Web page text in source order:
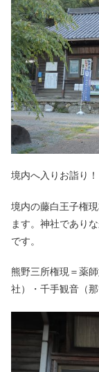
境内へ入りお詣り！
境内の藤白王子権
ます。神社であり
です。
熊野三所権現＝薬
社）・千手観音（那